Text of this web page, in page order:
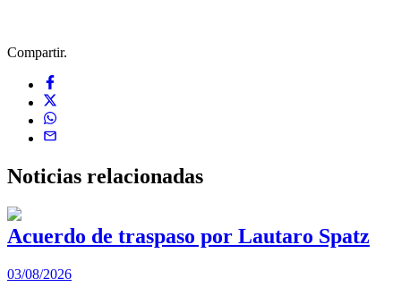
Compartir.
Noticias relacionadas
Acuerdo de traspaso por Lautaro Spatz
03/08/2026